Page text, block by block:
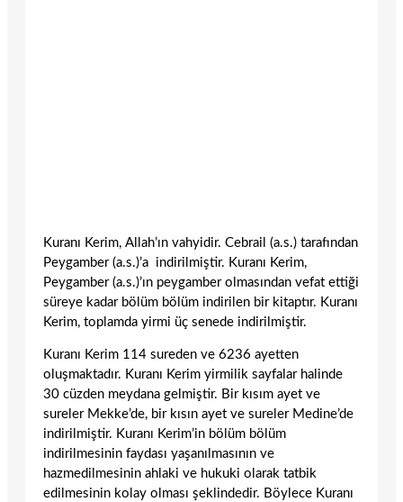
Kuranı Kerim, Allah’ın vahyidir. Cebrail (a.s.) tarafından
Peygamber (a.s.)’a indirilmiştir. Kuranı Kerim,
Peygamber (a.s.)’ın peygamber olmasından vefat ettiği
süreye kadar bölüm bölüm indirilen bir kitaptır. Kuranı
Kerim, toplamda yirmi üç senede indirilmiştir.
Kuranı Kerim 114 sureden ve 6236 ayetten
oluşmaktadır. Kuranı Kerim yirmilik sayfalar halinde
30 cüzden meydana gelmiştir. Bir kısım ayet ve
sureler Mekke’de, bir kısın ayet ve sureler Medine’de
indirilmiştir. Kuranı Kerim’in bölüm bölüm
indirilmesinin faydası yaşanılmasının ve
hazmedilmesinin ahlaki ve hukuki olarak tatbik
edilmesinin kolay olması şeklindedir. Böylece Kuranı